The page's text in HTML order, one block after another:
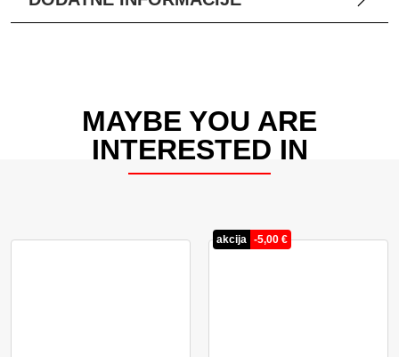
MAYBE YOU ARE
INTERESTED IN
akcija -5,00 €